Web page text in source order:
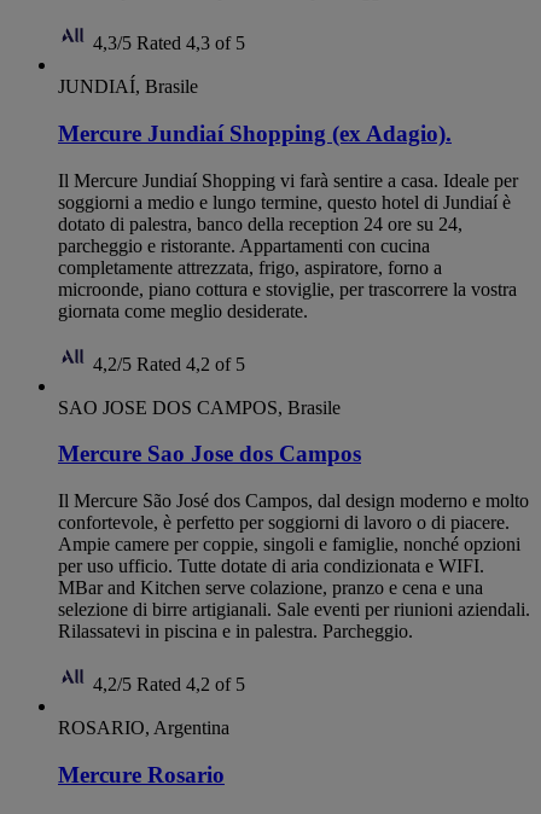
4,3/5 Rated 4,3 of 5
JUNDIAÍ, Brasile
Mercure Jundiaí Shopping (ex Adagio).
Il Mercure Jundiaí Shopping vi farà sentire a casa. Ideale per
soggiorni a medio e lungo termine, questo hotel di Jundiaí è
dotato di palestra, banco della reception 24 ore su 24,
parcheggio e ristorante. Appartamenti con cucina
completamente attrezzata, frigo, aspiratore, forno a
microonde, piano cottura e stoviglie, per trascorrere la vostra
giornata come meglio desiderate.
4,2/5 Rated 4,2 of 5
SAO JOSE DOS CAMPOS, Brasile
Mercure Sao Jose dos Campos
Il Mercure São José dos Campos, dal design moderno e molto
confortevole, è perfetto per soggiorni di lavoro o di piacere.
Ampie camere per coppie, singoli e famiglie, nonché opzioni
per uso ufficio. Tutte dotate di aria condizionata e WIFI.
MBar and Kitchen serve colazione, pranzo e cena e una
selezione di birre artigianali. Sale eventi per riunioni aziendali.
Rilassatevi in piscina e in palestra. Parcheggio.
4,2/5 Rated 4,2 of 5
ROSARIO, Argentina
Mercure Rosario